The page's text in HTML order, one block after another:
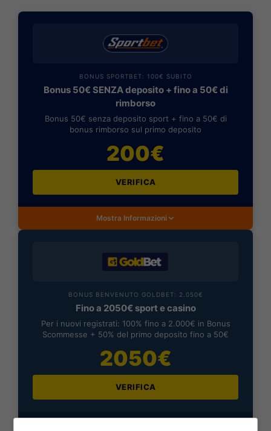
BONUS SPORTBET: 100€ SUBITO
Bonus 50€ SENZA deposito + fino a 50€ di
rimborso
Bonus 50€ senza deposito sport + fino a 50€ di
bonus rimborso sul primo deposito
200€
VERIFICA
Mostra Informazioni
BONUS BENVENUTO GOLDBET: 2.050€
Fino a 2050€ sport e casino
Per i nuovi registrati: 100% fino a 2.000€ in Bonus
Scommesse + 50% del primo deposito fino a 50€
2050€
VERIFICA